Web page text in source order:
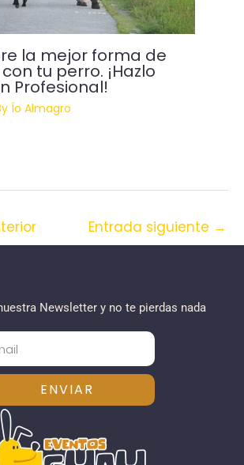
la mejor forma de
tu perro. ¡Hazlo
Profesional!
Ío Almagro
Entrada siguiente →
Newsletter y no te pierdas nada
ENVIAR